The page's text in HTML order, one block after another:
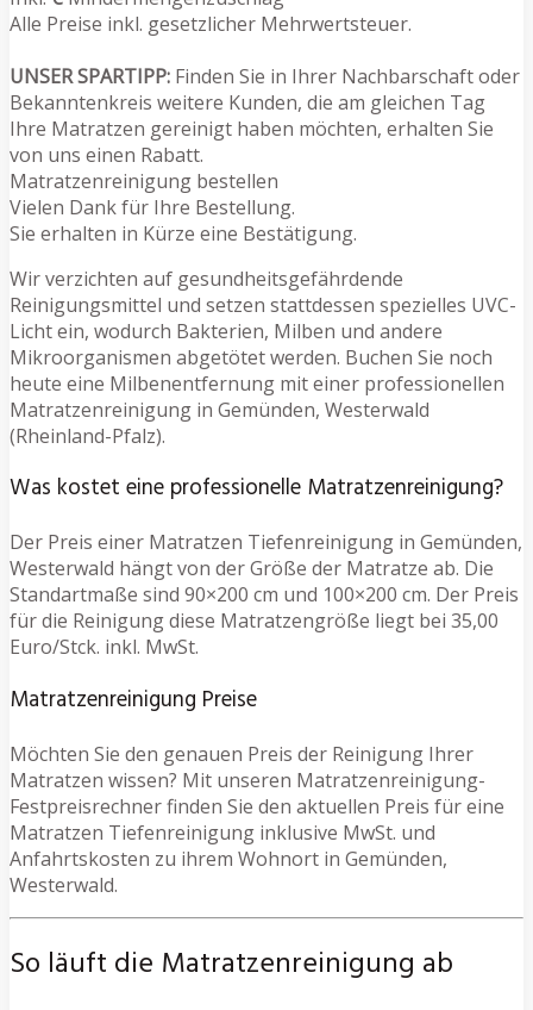
Alle Preise inkl. gesetzlicher Mehrwertsteuer.
UNSER SPARTIPP: Finden Sie in Ihrer Nachbarschaft oder
Bekanntenkreis weitere Kunden, die am gleichen Tag
Ihre Matratzen gereinigt haben möchten, erhalten Sie
von uns einen Rabatt.
Matratzenreinigung bestellen
Vielen Dank für Ihre Bestellung.
Sie erhalten in Kürze eine Bestätigung.
Wir verzichten auf gesundheitsgefährdende
Reinigungsmittel und setzen stattdessen spezielles UVC-
Licht ein, wodurch Bakterien, Milben und andere
Mikroorganismen abgetötet werden. Buchen Sie noch
heute eine Milbenentfernung mit einer professionellen
Matratzenreinigung in Gemünden, Westerwald
(Rheinland-Pfalz).
Was kostet eine professionelle Matratzenreinigung?
Der Preis einer Matratzen Tiefenreinigung in Gemünden,
Westerwald hängt von der Größe der Matratze ab. Die
Standartmaße sind 90×200 cm und 100×200 cm. Der Preis
für die Reinigung diese Matratzengröße liegt bei 35,00
Euro/Stck. inkl. MwSt.
Matratzenreinigung Preise
Möchten Sie den genauen Preis der Reinigung Ihrer
Matratzen wissen? Mit unseren Matratzenreinigung-
Festpreisrechner finden Sie den aktuellen Preis für eine
Matratzen Tiefenreinigung inklusive MwSt. und
Anfahrtskosten zu ihrem Wohnort in Gemünden,
Westerwald.
So läuft die Matratzenreinigung ab